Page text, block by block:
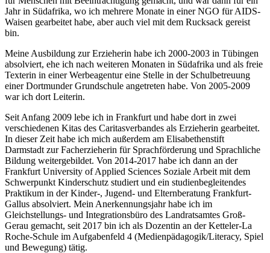
Jahr in Südafrika, wo ich mehrere Monate in einer NGO für AIDS-
Waisen gearbeitet habe, aber auch viel mit dem Rucksack gereist
bin.
Meine Ausbildung zur Erzieherin habe ich 2000-2003 in Tübingen
absolviert, ehe ich nach weiteren Monaten in Südafrika und als freie
Texterin in einer Werbeagentur eine Stelle in der Schulbetreuung
einer Dortmunder Grundschule angetreten habe. Von 2005-2009
war ich dort Leiterin.
Seit Anfang 2009 lebe ich in Frankfurt und habe dort in zwei
verschiedenen Kitas des Caritasverbandes als Erzieherin gearbeitet.
In dieser Zeit habe ich mich außerdem am Elisabethenstift
Darmstadt zur Facherzieherin für Sprachförderung und Sprachliche
Bildung weitergebildet. Von 2014-2017 habe ich dann an der
Frankfurt University of Applied Sciences Soziale Arbeit mit dem
Schwerpunkt Kinderschutz studiert und ein studienbegleitendes
Praktikum in der Kinder-, Jugend- und Elternberatung Frankfurt-
Gallus absolviert. Mein Anerkennungsjahr habe ich im
Gleichstellungs- und Integrationsbüro des Landratsamtes Groß-
Gerau gemacht, seit 2017 bin ich als Dozentin an der Ketteler-La
Roche-Schule im Aufgabenfeld 4 (Medienpädagogik/Literacy, Spiel
und Bewegung) tätig.